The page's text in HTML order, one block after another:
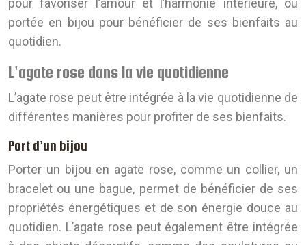
pour favoriser l’amour et l’harmonie intérieure, ou
portée en bijou pour bénéficier de ses bienfaits au
quotidien.
L’agate rose dans la vie quotidienne
L’agate rose peut être intégrée à la vie quotidienne de
différentes manières pour profiter de ses bienfaits.
Port d’un bijou
Porter un bijou en agate rose, comme un collier, un
bracelet ou une bague, permet de bénéficier de ses
propriétés énergétiques et de son énergie douce au
quotidien. L’agate rose peut également être intégrée